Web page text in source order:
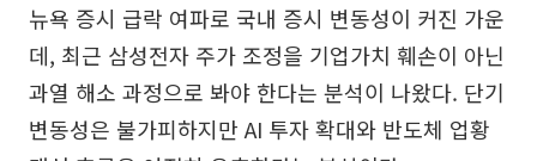
뉴욕 증시 급락 여파로 국내 증시 변동성이 커진 가운
데, 최근 삼성전자 주가 조정을 기업가치 훼손이 아닌
과열 해소 과정으로 봐야 한다는 분석이 나왔다. 단기
변동성은 불가피하지만 AI 투자 확대와 반도체 업황